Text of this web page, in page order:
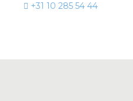
+31 10 285 54 44